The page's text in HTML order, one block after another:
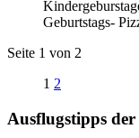
Geburtstags-
Seite 1 von 2
1 2
Ausflugstipps der